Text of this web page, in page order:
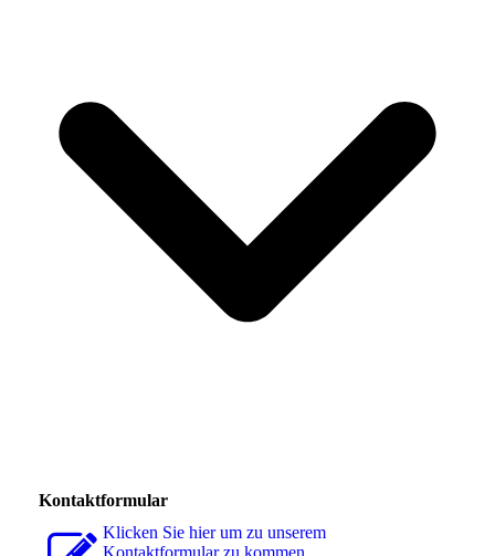
Kontaktformular
Klicken Sie hier um zu unserem